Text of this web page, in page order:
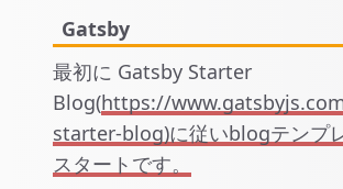
Gatsby
最初に Gatsby Starter
Blog(https://
starter-blog)に従いblogテンプ
スタートです。